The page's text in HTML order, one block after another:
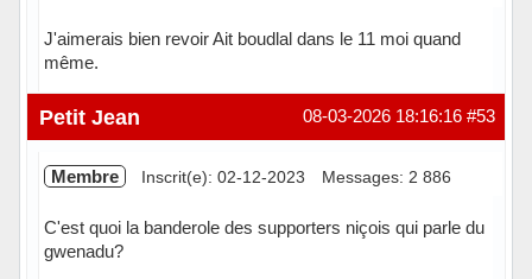
J'aimerais bien revoir Ait boudlal dans le 11 moi quand
même.
Hors ligne #53
08-03-2026 18:16:16
Petit Jean
Membre Inscrit(e): 02-12-2023 Messages: 2 886
C'est quoi la banderole des supporters niçois qui parle du
gwenadu?